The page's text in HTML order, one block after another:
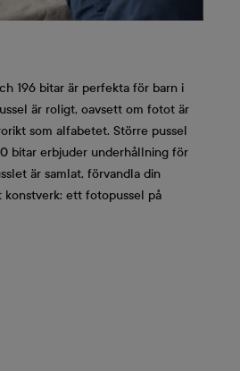
196 bitar är perfekta för barn i
är roligt, oavsett om fotot är
som alfabetet. Större pussel
bitar erbjuder underhållning för
är samlat, förvandla din
ett fotopussel på